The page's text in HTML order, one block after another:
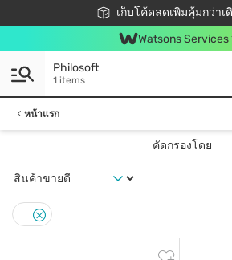
เก็บโค้ดลดเพิ่มคุ้มกว่าเ
ชอปออนไลน์ครั้งแรก ลดเพิ่มจุ
📦ส่งฟรี! เมื่อชอป
สมาชิกวัตสัน คลับดียั
Watsons Services
Philosoft
1 items
หน้าแรก
คัดกรองโดย